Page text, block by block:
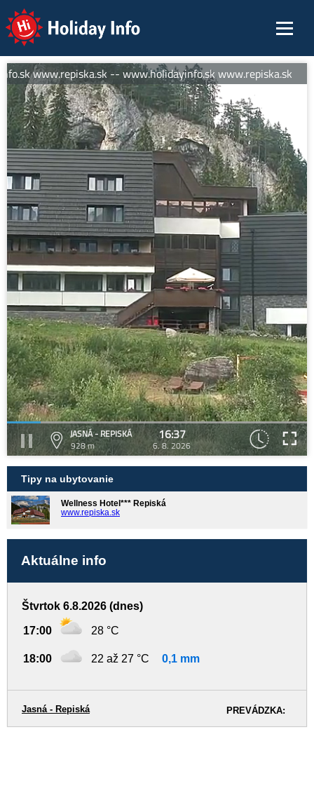
Holiday Info
www.repiska.sk -- www.holidayinfo.sk www.repiska.sk
JASNÁ - REPISKÁ
928 m
16:37
6. 8. 2026
Tipy na ubytovanie
Wellness Hotel*** Repiská
www.repiska.sk
Aktuálne info
Štvrtok 6.8.2026 (dnes)
17:00 28 °C
18:00 22 až 27 °C 0,1 mm
PREVÁDZKA:
Jasná - Repiská